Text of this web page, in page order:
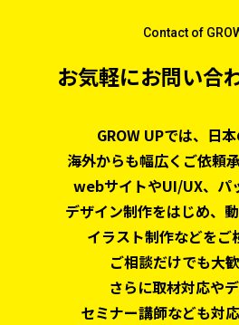
お気軽にお問い合
Contact of
GROW UPでは、日
海外からも幅広くご依頼
webサイトやUI/UX、パ
デザイン制作をはじめ、
イラスト制作などをご
ご相談だけでも大歓
さらに取材対応や
セミナー講師なども対応